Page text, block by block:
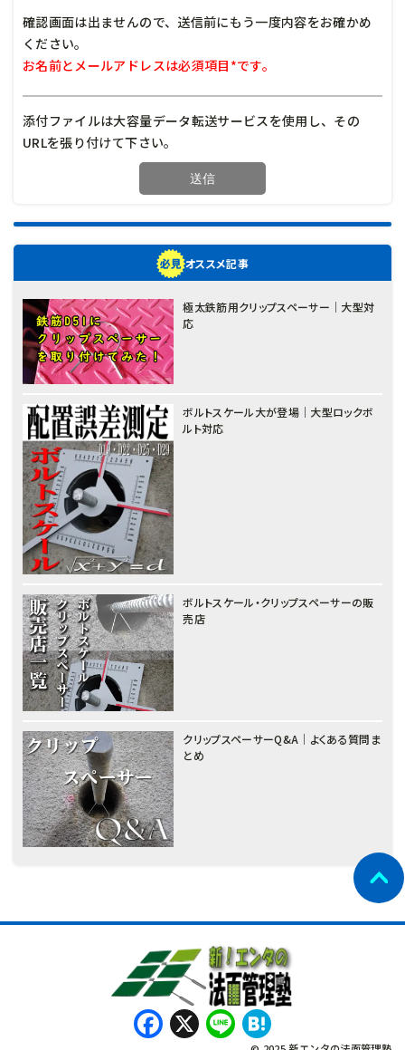
確認画面は出ませんので、送信前にもう一度内容をお確かめ
ください。
お名前とメールアドレスは必須項目*です。
添付ファイルは大容量データ転送サービスを使用し、その
URLを張り付けて下さい。
オススメ記事
極太鉄筋用クリップスペーサー｜大型対
応
ボルトスケール大が登場｜大型ロックボ
ルト対応
ボルトスケール・クリップスペーサーの販
売店
クリップスペーサーQ&A｜よくある質問ま
とめ
Facebook
X Line